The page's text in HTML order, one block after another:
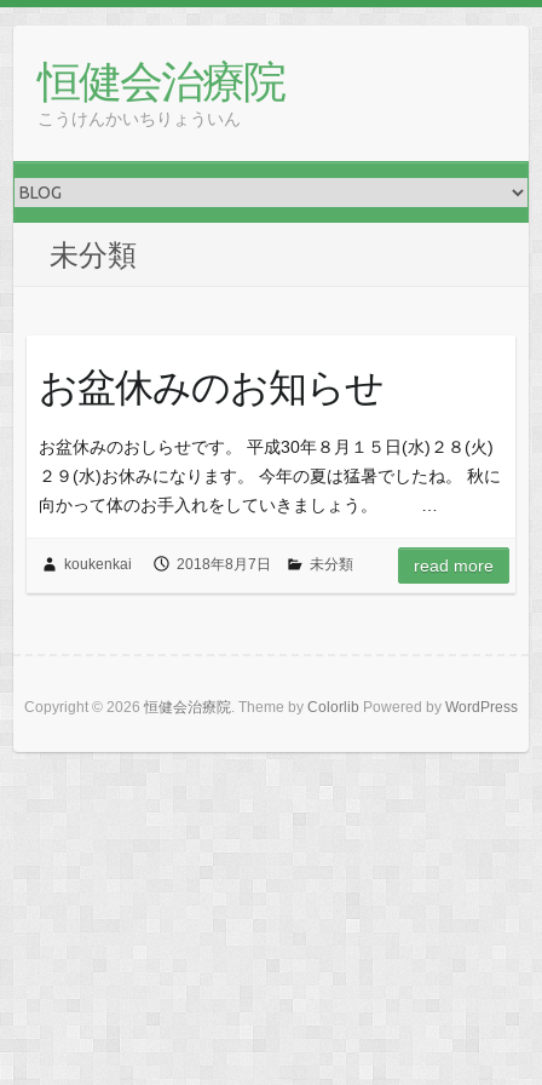
恒健会治療院
こうけんかいちりょういん
未分類
お盆休みのお知らせ
お盆休みのおしらせです。 平成30年８月１５日(水)２８(火)
２９(水)お休みになります。 今年の夏は猛暑でしたね。 秋に
向かって体のお手入れをしていきましょう。 …
koukenkai 2018年8月7日 未分類 read more
Copyright © 2026 恒健会治療院. Theme by Colorlib Powered by WordPress